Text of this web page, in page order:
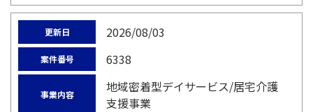
更新日 2026/08/03
案件番号 6338
事業内容
地域密着型デイサービス/居宅介護
支援事業